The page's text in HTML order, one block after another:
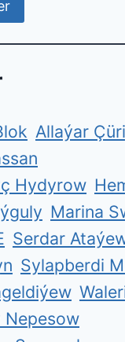
Allaýar
Hydyrow
Marina
Serdar
Sylapberdi
Nepesow